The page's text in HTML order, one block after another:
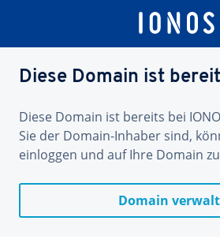
Diese Domain ist
Diese Domain ist bereits bei
Sie der Domain-Inhaber sind,
einloggen und auf Ihre Domain
Domain